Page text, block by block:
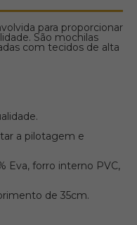
para proporcionar
São mochilas
com tecidos de alta
a pilotagem e
Eva, forro interno PVC,
de 35cm.